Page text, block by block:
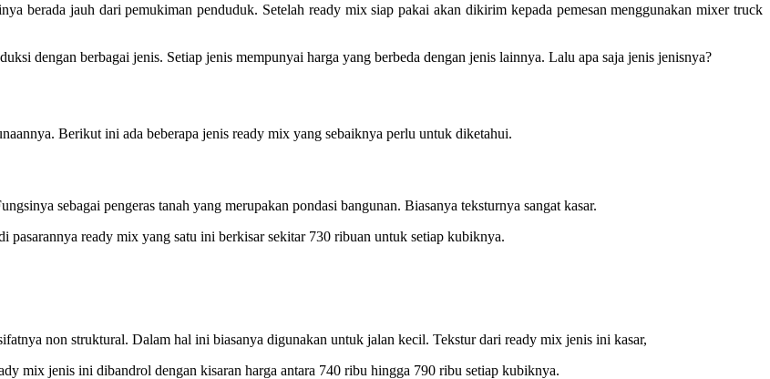
berada jauh dari pemukiman penduduk. Setelah ready mix siap pakai akan dikirim kepada pemesan menggunakan mixer truck
dengan berbagai jenis. Setiap jenis mempunyai harga yang berbeda dengan jenis lainnya. Lalu apa saja jenis jenisnya?
Berikut ini ada beberapa jenis ready mix yang sebaiknya perlu untuk diketahui.
sebagai pengeras tanah yang merupakan pondasi bangunan. Biasanya teksturnya sangat kasar.
ready mix yang satu ini berkisar sekitar 730 ribuan untuk setiap kubiknya.
non struktural. Dalam hal ini biasanya digunakan untuk jalan kecil. Tekstur dari ready mix jenis ini kasar,
mix jenis ini dibandrol dengan kisaran harga antara 740 ribu hingga 790 ribu setiap kubiknya.